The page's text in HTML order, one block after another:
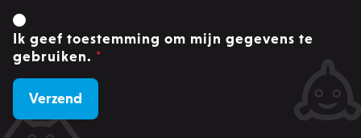
Ik geef toestemming om mijn gegevens te
gebruiken. *
product-added-modal .zowizoo.be
1
Adobe Inc.
www.zowizoo.be